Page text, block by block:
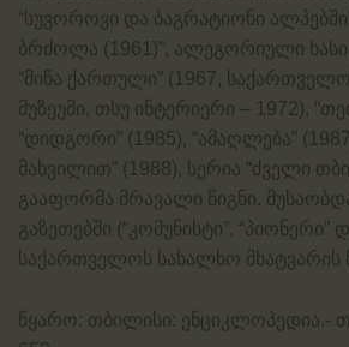
“სუვოროვი და ბაგრატიონი ალპებში”
ბრძოლა (1961)”, ალეგორიული
“მიწა ქართული” (1967,
მუზეუმი, თსუ ინტერიერი – 1972),
“დიდგორი” (1985), “ამაღლება”
მახვილით” (1988), სერია “ძველი
გააფორმა მრავალი წიგნი.
გაზეთებში (“კომუნისტი”, “პიონერი”
საქართველოს სახალხო მხატვარის
წყარო: თბილისი: ენციკლოპედია.-